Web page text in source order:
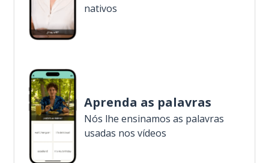
nativos
Aprenda as palavras
Nós lhe ensinamos as palavras
usadas nos vídeos